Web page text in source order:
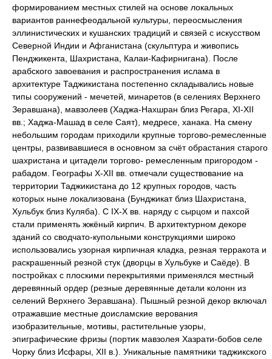
формированием местных стилей на основе локальных
вариантов раннефеодальной культуры, переосмысления
эллинистических и кушанских традиций и связей с искусством
Северной Индии и Афганистана (скульптура и живопись
Пенджикента, Шахристана, Калаи-Кафирнигана). После
арабского завоевания и распространения ислама в
архитектуре Таджикистана постепенно складывались новые
типы сооружений - мечетей, минаретов (в селениях Верхнего
Зеравшана), мавзолеев (Хаджа-Нахшран близ Регара, XI-XII
вв.; Хаджа-Машад в селе Саят), медресе, ханака. На смену
небольшим городам приходили крупные торгово-ремесленные
центры, развивавшиеся в основном за счёт обрастания старого
шахристана и цитадели торгово- ремесленным пригородом -
рабадом. Географы X-XII вв. отмечали существование на
территории Таджикистана до 12 крупных городов, часть
которых ныне локализована (Бунджикат близ Шахристана,
Хульбук близ Куляба). С IX-X вв. наряду с сырцом и пахсой
стали применять жжёный кирпич. В архитектурном декоре
зданий со сводчато-купольными конструкциями широко
использовались узорная кирпичная кладка, резная терракота и
раскрашенный резной стук (дворцы в Хульбуке и Саёде). В
постройках с плоскими перекрытиями применялся местный
деревянный ордер (резные деревянные детали колонн из
селений Верхнего Зеравшана). Пышный резной декор включал
отражавшие местные доисламские верования
изобразительные, мотивы, растительные узоры,
эпиграфические фризы (портик мавзолея Хазрати-бобов селе
Чорку близ Исфары, XII в.). Уникальные памятники таджикского